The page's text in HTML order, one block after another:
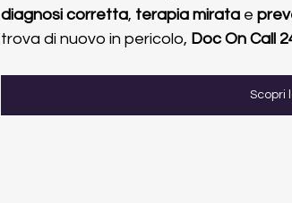
diagnosi corretta, terapia mirata e
trova di nuovo in pericolo, Doc On Call
Scopri